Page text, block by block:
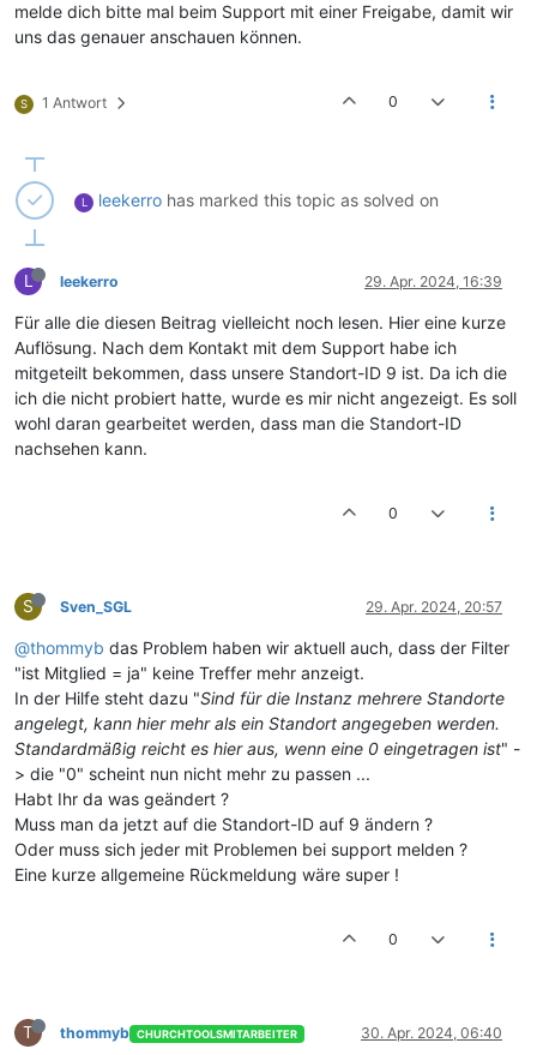
melde dich bitte mal beim Support mit einer Freigabe, damit wir
uns das genauer anschauen können.
S 1 Antwort 0
L leekerro has marked this topic as solved on
L leekerro 29. Apr. 2024, 16:39
Für alle die diesen Beitrag vielleicht noch lesen. Hier eine kurze
Auflösung. Nach dem Kontakt mit dem Support habe ich
mitgeteilt bekommen, dass unsere Standort-ID 9 ist. Da ich die
ich die nicht probiert hatte, wurde es mir nicht angezeigt. Es soll
wohl daran gearbeitet werden, dass man die Standort-ID
nachsehen kann.
0
S Sven_SGL 29. Apr. 2024, 20:57
@thommyb das Problem haben wir aktuell auch, dass der Filter
"ist Mitglied = ja" keine Treffer mehr anzeigt.
In der Hilfe steht dazu "Sind für die Instanz mehrere Standorte
angelegt, kann hier mehr als ein Standort angegeben werden.
Standardmäßig reicht es hier aus, wenn eine 0 eingetragen ist" -
> die "0" scheint nun nicht mehr zu passen ...
Habt Ihr da was geändert ?
Muss man da jetzt auf die Standort-ID auf 9 ändern ?
Oder muss sich jeder mit Problemen bei support melden ?
Eine kurze allgemeine Rückmeldung wäre super !
0
T thommyb CHURCHTOOLSMITARBEITER 30. Apr. 2024, 06:40